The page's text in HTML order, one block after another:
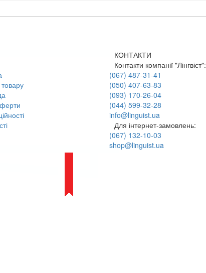
КОНТАКТИ
Контакти компанії "Лінгвіст":
(067) 487-31-41
(050) 407-63-83
(093) 170-26-04
(044) 599-32-28
info@linguist.ua
Для інтернет-замовлень:
(067) 132-10-03
shop@linguist.ua